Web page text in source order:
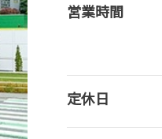
営業時間
定休日